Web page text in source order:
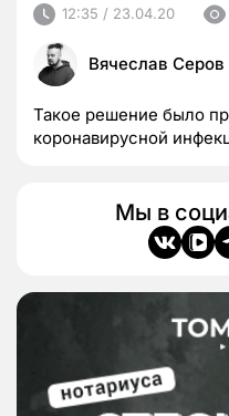
12:35 / 23.04.20
Вячеслав Серов
Такое решение было
коронавирусной
Мы в